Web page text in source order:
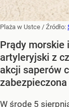
Plaża w Ustce / Źródło:
Prądy morskie
artyleryjski z
akcji saperów
W środę 5